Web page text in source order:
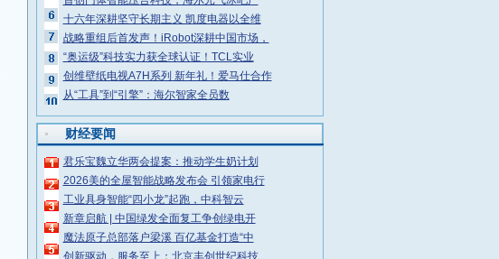
十六年深耕坚守长期主义 凯度电器以全维
战略重组后首发声！iRobot深耕中国市场，
“奥运级”科技实力获全球认证！TCL实业
创维壁纸电视A7H系列 新年礼！爱马仕合作
从“工具”到“引擎”：海尔智家全员数
财经要闻
君乐宝魏立华两会提案：推动学生奶计划
2026美的全屋智能战略发布会 引领家电行
工业具身智能“四小龙”起跑，中科智云
新章启航 | 中国绿发全面复工争创绿电开
魔法原子总部落户梁溪 百亿基金打造“中
创新驱动，服务至上：北京丰创世纪科技